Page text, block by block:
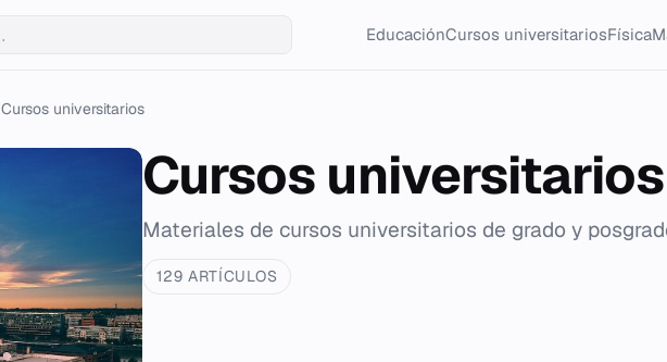
EducaciónCursos universitariosFísica
Cursos universitarios
Cursos universitarios
Materiales de cursos universitarios de grado y
129 ARTÍCULOS